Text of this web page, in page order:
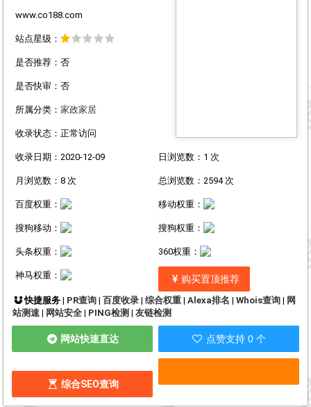
www.co188.com
站点星级：
是否推荐：否
是否快审：否
所属分类： 家政家居
收录状态：正常访问
收录日期：2020-12-09 日浏览数：1 次
月浏览数：8 次 总浏览数：2594 次
百度权重： 移动权重：
搜狗移动： 搜狗权重：
头条权重： 360权重：
神马权重： 购买置顶推荐
快捷服务 | PR查询| 百度收录| 综合权重| Alexa排名 | Whois查询| 网
站测速 | 网站安全 | PING检测 | 友链检测
网站快速直达 点赞支持 0 个
综合SEO查询